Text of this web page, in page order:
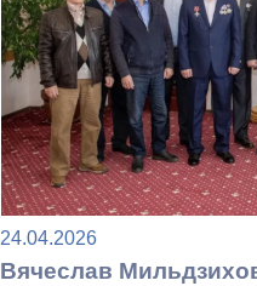
24.04.2026
Вячеслав